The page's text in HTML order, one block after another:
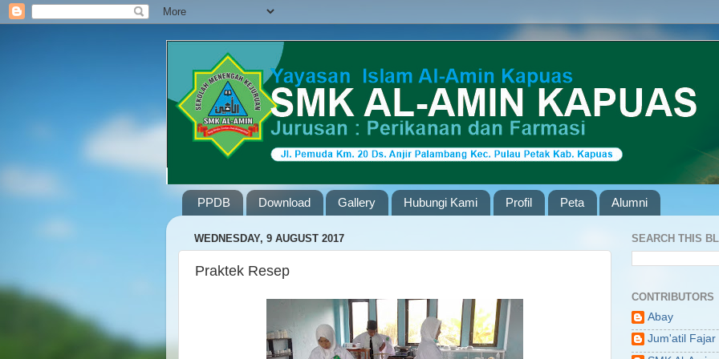
PPDB Download Gallery Hubungi Kami Profil Peta Alumni
WEDNESDAY, 9 AUGUST 2017
Praktek Resep
SEARCH THIS
CONTRIBUTORS
Abay
Jum'atil Fajar